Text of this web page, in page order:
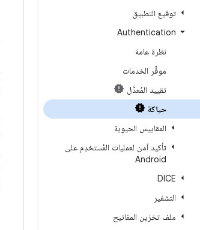
توقيع التطبيق
Authentication
نظرة عامة
موفِّر الخدمات
تقييد المُعدَّل
حياكة
المقاييس الحيوية
تأكيد آمن لعمليات المُستخدِم على
Android
DICE
التشفير
ملف تخزين المفاتيح